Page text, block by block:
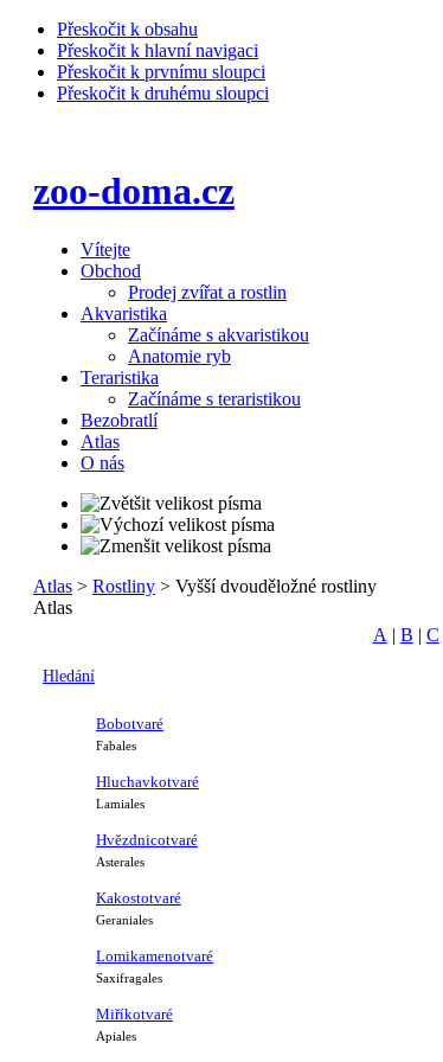
Přeskočit k obsahu
Přeskočit k hlavní navigaci
Přeskočit k prvnímu sloupci
Přeskočit k druhému sloupci
zoo-doma.cz
Vítejte
Obchod
Prodej zvířat a rostlin
Akvaristika
Začínáme s akvaristikou
Anatomie ryb
Teraristika
Začínáme s teraristikou
Bezobratlí
Atlas
O nás
Atlas> Rostliny> Vyšší dvouděložné rostliny
Atlas
A | B | C
Hledání
Bobotvaré
Fabales
Hluchavkotvaré
Lamiales
Hvězdnicotvaré
Asterales
Kakostotvaré
Geraniales
Lomikamenotvaré
Saxifragales
Miříkotvaré
Apiales